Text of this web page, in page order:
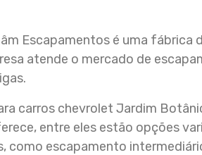
Escapamentos é uma fábrica
atende o mercado de
carros chevrolet Jardim
entre eles estão opções
como escapamento